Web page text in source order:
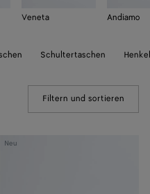
Veneta Andiamo
Schultertaschen
Filtern und sortieren
Neu
Baby